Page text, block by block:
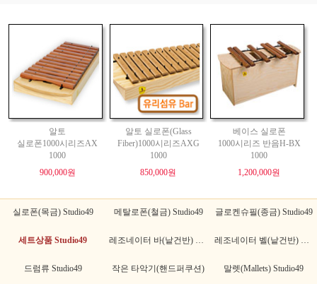
알토
실로폰1000시리즈AX
1000
900,000원
알토 실로폰(Glass
Fiber)1000시리즈AXG
1000
850,000원
베이스 실로폰
1000시리즈 반음H-BX
1000
1,200,000원
실로폰(목금) Studio49 메탈로폰(철금) Studio49 글로켄슈필(종금) Studio49
세트상품 Studio49
드럼류 Studio49 작은 타악기(핸드퍼쿠션) 말렛(Mallets) Studio49